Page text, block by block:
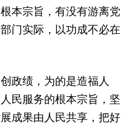
本宗旨，有没有游离党
门实际，以功成不必在
政绩，为的是造福人
民服务的根本宗旨，坚
成果由人民共享，把好